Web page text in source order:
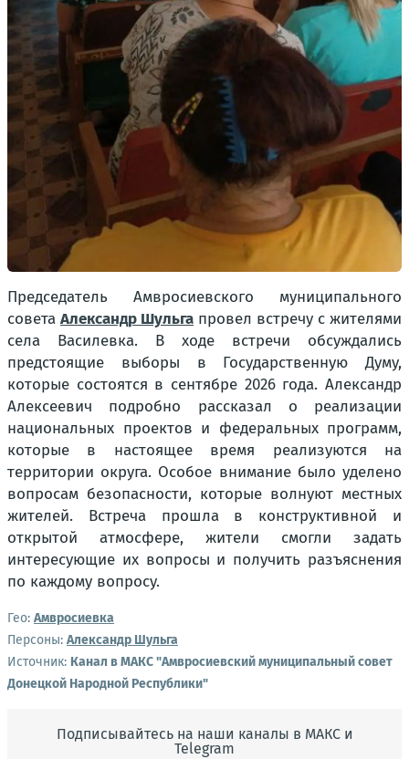
Председатель Амвросиевского муниципального
совета Александр Шульга провел встречу с жителями
села Василевка. В ходе встречи обсуждались
предстоящие выборы в Государственную Думу,
которые состоятся в сентябре 2026 года. Александр
Алексеевич подробно рассказал о реализации
национальных проектов и федеральных программ,
которые в настоящее время реализуются на
территории округа. Особое внимание было уделено
вопросам безопасности, которые волнуют местных
жителей. Встреча прошла в конструктивной и
открытой атмосфере, жители смогли задать
интересующие их вопросы и получить разъяснения
по каждому вопросу.
Гео: Амвросиевка
Персоны: Александр Шульга
Источник: Канал в МАКС "Амвросиевский муниципальный совет
Донецкой Народной Республики"
Подписывайтесь на наши каналы в МАКС и
Telegram